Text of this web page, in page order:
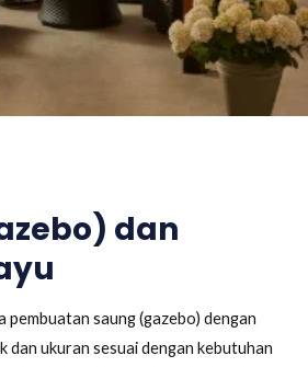
dan
pembuatan saung (gazebo) dengan
dan ukuran sesuai dengan kebutuhan